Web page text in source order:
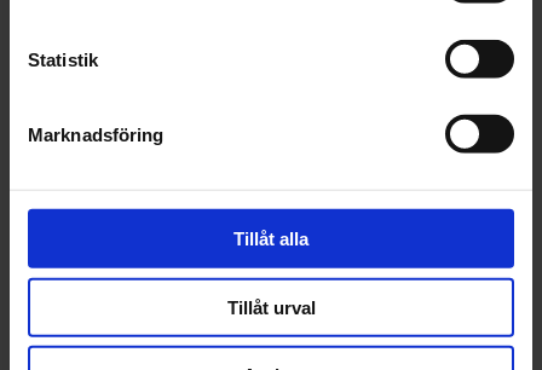
Statistik
Marknadsföring
Tillåt alla
Tillåt urval
Fråga om produkt
Recensioner